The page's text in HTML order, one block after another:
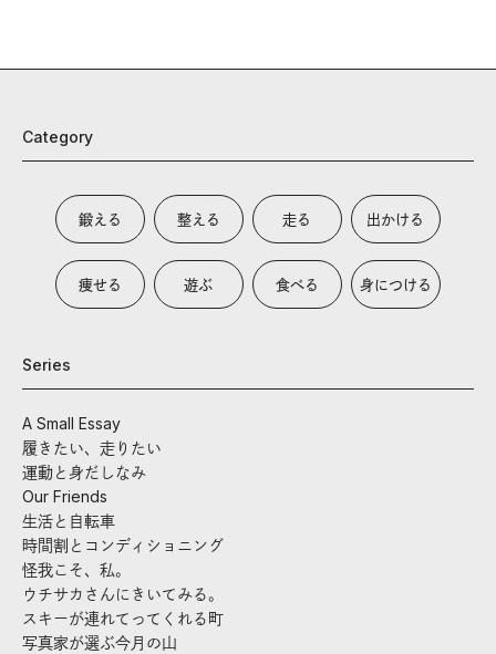
Category
鍛える 整える 走る 出かける
痩せる 遊ぶ 食べる 身につける
Series
A Small Essay
履きたい、走りたい
運動と身だしなみ
Our Friends
生活と自転車
時間割とコンディショニング
怪我こそ、私。
ウチサカさんにきいてみる。
スキーが連れてってくれる町
写真家が選ぶ今月の山